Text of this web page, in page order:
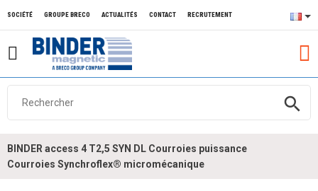
search
SOCIÉTÉ GROUPE BRECO ACTUALITÉS CONTACT RECRUTEMENT
BINDER access 4 T2,5 SYN DL Courroies puissance
Courroies Synchroflex® micromécanique